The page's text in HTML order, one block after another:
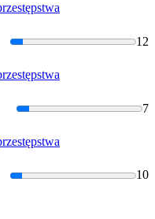
12
7
10